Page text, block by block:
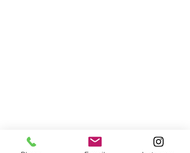
1046AH Amsterdam
KVK:34230559